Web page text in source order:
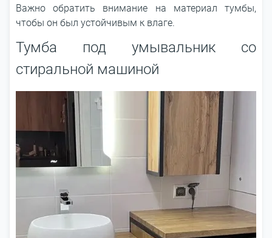
Важно обратить внимание на материал тумбы,
чтобы он был устойчивым к влаге.
Тумба под умывальник со
стиральной машиной